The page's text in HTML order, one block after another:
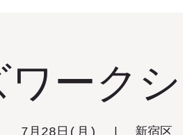
ワーク
7月28日(月) 新宿区